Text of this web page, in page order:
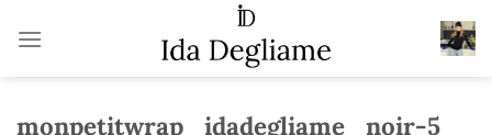
monpetitwrap_idadegliame_noir-5